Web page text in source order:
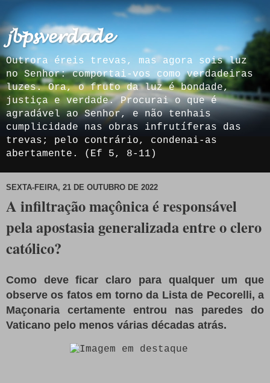
𝓳𝓫𝓹𝓼𝓿𝓮𝓻𝓭𝓪𝓭𝓮
Outrora éreis trevas, mas agora sois luz
no Senhor: comportai-vos como verdadeiras
luzes. Ora, o fruto da luz é bondade,
justiça e verdade. Procurai o que é
agradável ao Senhor, e não tenhais
cumplicidade nas obras infrutíferas das
trevas; pelo contrário, condenai-as
abertamente. (Ef 5, 8-11)
SEXTA-FEIRA, 21 DE OUTUBRO DE 2022
A infiltração maçônica é responsável
pela apostasia generalizada entre o clero
católico?
Como deve ficar claro para qualquer um que
observe os fatos em torno da Lista de Pecorelli, a
Maçonaria certamente entrou nas paredes do
Vaticano pelo menos várias décadas atrás.